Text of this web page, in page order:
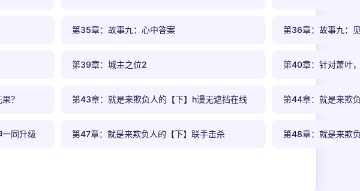
第35章：故事九：心中答案 第36章：故事九：
第39章：城主之位2 第40章：针对萧叶
？ 第43章：就是来欺负人的【下】h漫无遮挡在线 第44章：就是来欺
同升级 第47章：就是来欺负人的【下】联手击杀 第48章：就是来欺